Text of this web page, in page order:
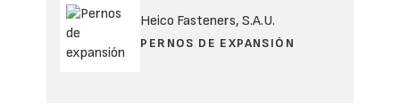
Heico Fasteners, S.A.U.
PERNOS DE EXPANSIÓN